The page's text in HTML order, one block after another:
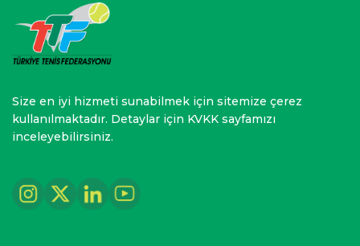
Size en iyi hizmeti sunabilmek için sitemize çerez
kullanılmaktadır. Detaylar için KVKK sayfamızı
inceleyebilirsiniz.